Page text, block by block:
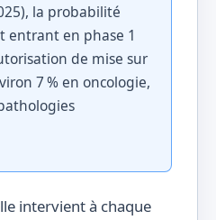
la probabilité
entrant en phase 1
de mise sur
7 % en oncologie,
intervient à chaque